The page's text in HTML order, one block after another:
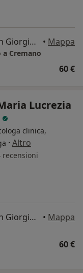
Viale Raffaele Tartaglia 11, San Giorgio a Cremano • Mappa
Cremano
60 €
Lucrezia
clinica,
· Altro
recensioni
Viale Raffaele Tartaglia 11, San Giorgio a Cremano • Mappa
60 €